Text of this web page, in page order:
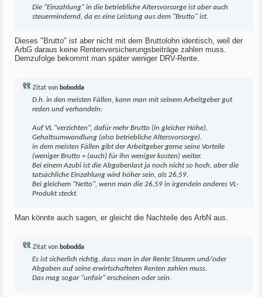
Die "Einzahlung" in die betriebliche Altersvorsorge ist aber auch
steuermindernd, da es eine Leistung aus dem "Brutto" ist.
Dieses "Brutto" ist aber nicht mit dem Bruttolohn identisch, weil der
ArbG daraus keine Rentenversicherungsbeiträge zahlen muss.
Demzufolge bekommt man später weniger DRV-Rente.
Zitat von bobodda
D.h. in den meisten Fällen, kann man mit seinem Arbeitgeber gut
reden und verhandeln:
Auf VL "verzichten", dafür mehr Brutto (in gleicher Höhe),
Gehaltsumwandlung (also betriebliche Altersvorsorge).
in dem meisten Fällen gibt der Arbeitgeber gerne seine Vorteile
(weniger Brutto = (auch) für ihn weniger kosten) weiter.
Bei einem Azubi ist die Abgabenlast ja noch nicht so hoch, aber die
tatsächliche Einzahlung wird höher sein, als 26,59.
Bei gleichem "Netto", wenn man die 26,59 in irgendein anderes VL-
Produkt steckt.
Man könnte auch sagen, er gleicht die Nachteile des ArbN aus.
Zitat von bobodda
Es ist sicherlich richtig, dass man in der Rente Steuern und/oder
Abgaben auf seine erwirtschafteten Renten zahlen muss.
Das mag sogar "unfair" erscheinen oder sein.